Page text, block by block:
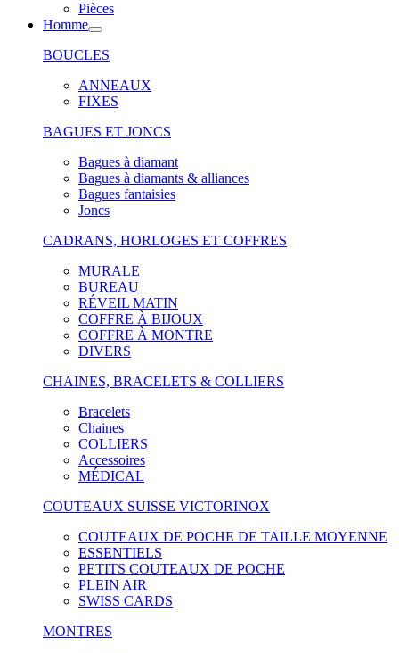
Pièces
Homme
BOUCLES
ANNEAUX
FIXES
BAGUES ET JONCS
Bagues à diamant
Bagues à diamants & alliances
Bagues fantaisies
Joncs
CADRANS, HORLOGES ET COFFRES
MURALE
BUREAU
RÉVEIL MATIN
COFFRE À BIJOUX
COFFRE À MONTRE
DIVERS
CHAINES, BRACELETS & COLLIERS
Bracelets
Chaines
COLLIERS
Accessoires
MÉDICAL
COUTEAUX SUISSE VICTORINOX
COUTEAUX DE POCHE DE TAILLE MOYENNE
ESSENTIELS
PETITS COUTEAUX DE POCHE
PLEIN AIR
SWISS CARDS
MONTRES